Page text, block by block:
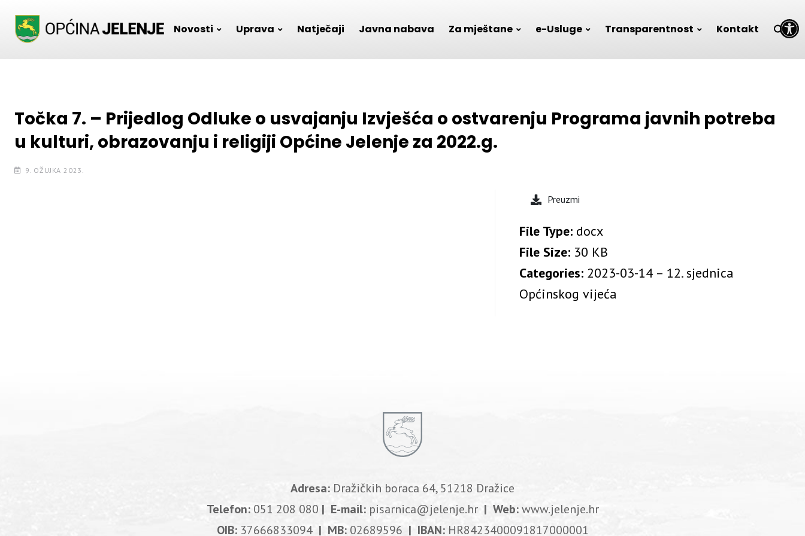
Open toolbar
Novosti Uprava Natječaji Javna nabava Za mještane e-Usluge Transparentnost Kontakt
Točka 7. – Prijedlog Odluke o usvajanju Izvješća o ostvarenju Programa javnih potreba
u kulturi, obrazovanju i religiji Općine Jelenje za 2022.g.
9. OŽUJKA 2023.
Preuzmi
File Type: docx
File Size: 30 KB
Categories: 2023-03-14 – 12. sjednica
Općinskog vijeća
Adresa: Dražičkih boraca 64, 51218 Dražice
Telefon: 051 208 080 | E-mail: pisarnica@jelenje.hr| Web:www.jelenje.hr
OIB: 37666833094| MB: 02689596 | IBAN: HR8423400091817000001